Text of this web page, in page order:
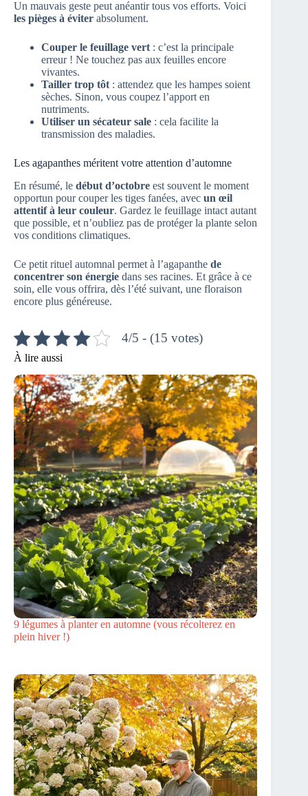
Un mauvais geste peut anéantir tous vos efforts. Voici
les pièges à éviter absolument.
Couper le feuillage vert : c’est la principale
erreur ! Ne touchez pas aux feuilles encore
vivantes.
Tailler trop tôt : attendez que les hampes soient
sèches. Sinon, vous coupez l’apport en
nutriments.
Utiliser un sécateur sale : cela facilite la
transmission des maladies.
Les agapanthes méritent votre attention d’automne
En résumé, le début d’octobre est souvent le moment
opportun pour couper les tiges fanées, avec un œil
attentif à leur couleur. Gardez le feuillage intact autant
que possible, et n’oubliez pas de protéger la plante selon
vos conditions climatiques.
Ce petit rituel automnal permet à l’agapanthe de
concentrer son énergie dans ses racines. Et grâce à ce
soin, elle vous offrira, dès l’été suivant, une floraison
encore plus généreuse.
4/5 - (15 votes)
À lire aussi
9 légumes à planter en automne (vous récolterez en
plein hiver !)